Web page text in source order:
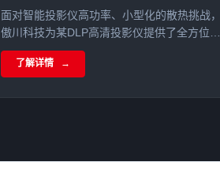
面对智能投影仪高功率、小型化的散热挑战，
傲川科技为某DLP高清投影仪提供了全方位的
导热界面材料方案。通过在主控芯片、LED光
源及DMD芯片处应用高导热硅胶片，成功实现
了解详情